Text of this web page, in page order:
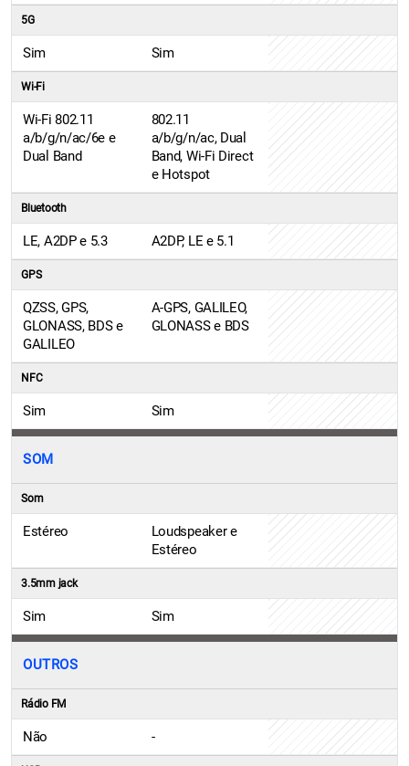
5G
Sim Sim
Wi-Fi
Wi-Fi 802.11
a/b/g/n/ac/6e e
Dual Band
802.11
a/b/g/n/ac, Dual
Band, Wi-Fi Direct
e Hotspot
Bluetooth
LE, A2DP e 5.3 A2DP, LE e 5.1
GPS
QZSS, GPS,
GLONASS, BDS e
GALILEO
A-GPS, GALILEO,
GLONASS e BDS
NFC
Sim Sim
SOM
Som
Estéreo
Loudspeaker e
Estéreo
3.5mm jack
Sim Sim
OUTROS
Rádio FM
Não -